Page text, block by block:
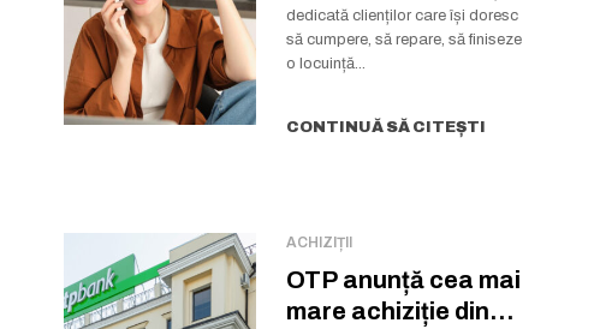
creditul imobiliar...
dedicată clienților care își doresc
să cumpere, să repare, să finiseze
o locuință...
CONTINUĂ SĂ CITEȘTI
ACHIZIȚII
OTP anunță cea mai
mare achiziție din